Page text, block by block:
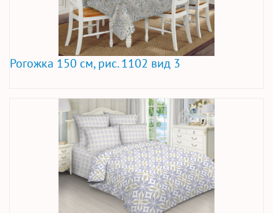
Рогожка 150 см, рис. 1102 вид 3